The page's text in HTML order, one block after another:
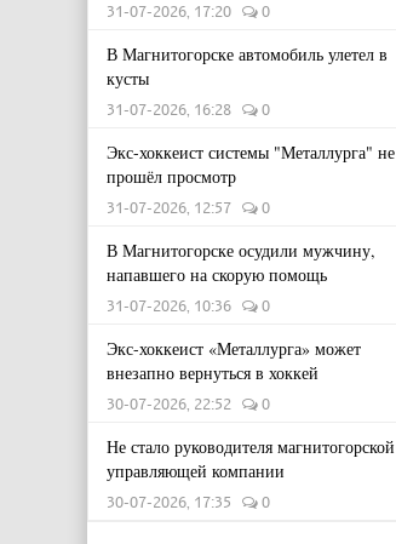
31-07-2026, 17:20 0
В Магнитогорске автомобиль улетел в
кусты
31-07-2026, 16:28 0
Экс-хоккеист системы "Металлурга" не
прошёл просмотр
31-07-2026, 12:57 0
В Магнитогорске осудили мужчину,
напавшего на скорую помощь
31-07-2026, 10:36 0
Экс-хоккеист «Металлурга» может
внезапно вернуться в хоккей
30-07-2026, 22:52 0
Не стало руководителя магнитогорской
управляющей компании
30-07-2026, 17:35 0